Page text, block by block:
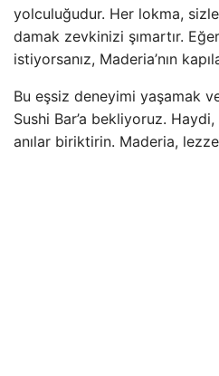
yolculuğudur. Her lokma,
damak zevkinizi şımartır.
istiyorsanız, Maderia’nın
Bu eşsiz deneyimi yaşamak
Sushi Bar’a bekliyoruz.
anılar biriktirin. Maderia,